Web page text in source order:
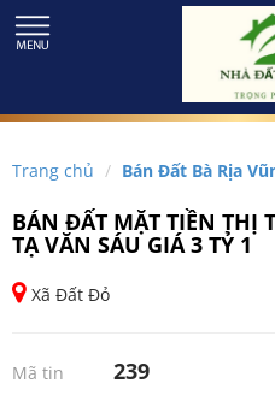
Trang chủ Bán Đất Bà Rịa
BÁN ĐẤT MẶT TIỀN THỊ
TẠ VĂN SÁU GIÁ 3 TỶ 1
Xã Đất Đỏ
Mã tin 239